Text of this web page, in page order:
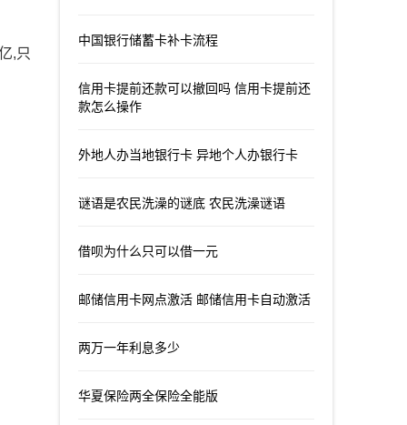
,只
中国银行储蓄卡补卡流程
信用卡提前还款可以撤回吗 信用卡提前还
款怎么操作
外地人办当地银行卡 异地个人办银行卡
谜语是农民洗澡的谜底 农民洗澡谜语
借呗为什么只可以借一元
邮储信用卡网点激活 邮储信用卡自动激活
两万一年利息多少
华夏保险两全保险全能版